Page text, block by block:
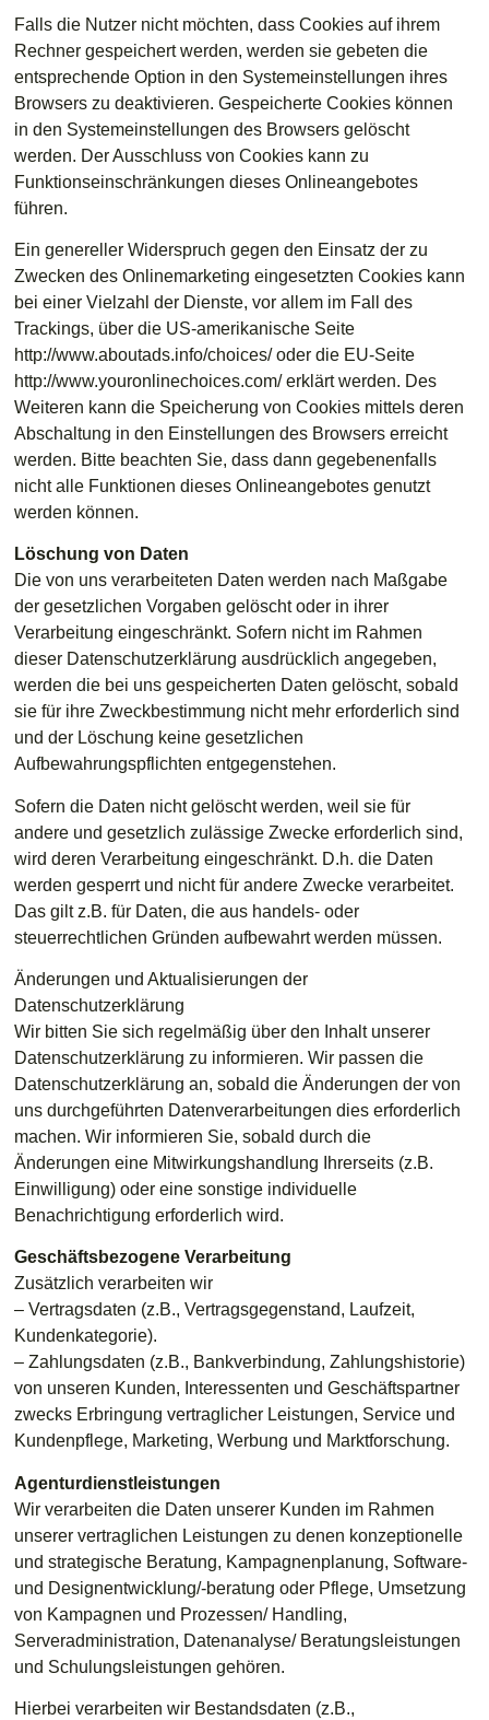
Falls die Nutzer nicht möchten, dass Cookies auf ihrem
Rechner gespeichert werden, werden sie gebeten die
entsprechende Option in den Systemeinstellungen ihres
Browsers zu deaktivieren. Gespeicherte Cookies können
in den Systemeinstellungen des Browsers gelöscht
werden. Der Ausschluss von Cookies kann zu
Funktionseinschränkungen dieses Onlineangebotes
führen.
Ein genereller Widerspruch gegen den Einsatz der zu
Zwecken des Onlinemarketing eingesetzten Cookies kann
bei einer Vielzahl der Dienste, vor allem im Fall des
Trackings, über die US-amerikanische Seite
http://www.aboutads.info/choices/ oder die EU-Seite
http://www.youronlinechoices.com/ erklärt werden. Des
Weiteren kann die Speicherung von Cookies mittels deren
Abschaltung in den Einstellungen des Browsers erreicht
werden. Bitte beachten Sie, dass dann gegebenenfalls
nicht alle Funktionen dieses Onlineangebotes genutzt
werden können.
Löschung von Daten
Die von uns verarbeiteten Daten werden nach Maßgabe
der gesetzlichen Vorgaben gelöscht oder in ihrer
Verarbeitung eingeschränkt. Sofern nicht im Rahmen
dieser Datenschutzerklärung ausdrücklich angegeben,
werden die bei uns gespeicherten Daten gelöscht, sobald
sie für ihre Zweckbestimmung nicht mehr erforderlich sind
und der Löschung keine gesetzlichen
Aufbewahrungspflichten entgegenstehen.
Sofern die Daten nicht gelöscht werden, weil sie für
andere und gesetzlich zulässige Zwecke erforderlich sind,
wird deren Verarbeitung eingeschränkt. D.h. die Daten
werden gesperrt und nicht für andere Zwecke verarbeitet.
Das gilt z.B. für Daten, die aus handels- oder
steuerrechtlichen Gründen aufbewahrt werden müssen.
Änderungen und Aktualisierungen der
Datenschutzerklärung
Wir bitten Sie sich regelmäßig über den Inhalt unserer
Datenschutzerklärung zu informieren. Wir passen die
Datenschutzerklärung an, sobald die Änderungen der von
uns durchgeführten Datenverarbeitungen dies erforderlich
machen. Wir informieren Sie, sobald durch die
Änderungen eine Mitwirkungshandlung Ihrerseits (z.B.
Einwilligung) oder eine sonstige individuelle
Benachrichtigung erforderlich wird.
Geschäftsbezogene Verarbeitung
Zusätzlich verarbeiten wir
– Vertragsdaten (z.B., Vertragsgegenstand, Laufzeit,
Kundenkategorie).
– Zahlungsdaten (z.B., Bankverbindung, Zahlungshistorie)
von unseren Kunden, Interessenten und Geschäftspartner
zwecks Erbringung vertraglicher Leistungen, Service und
Kundenpflege, Marketing, Werbung und Marktforschung.
Agenturdienstleistungen
Wir verarbeiten die Daten unserer Kunden im Rahmen
unserer vertraglichen Leistungen zu denen konzeptionelle
und strategische Beratung, Kampagnenplanung, Software-
und Designentwicklung/-beratung oder Pflege, Umsetzung
von Kampagnen und Prozessen/ Handling,
Serveradministration, Datenanalyse/ Beratungsleistungen
und Schulungsleistungen gehören.
Hierbei verarbeiten wir Bestandsdaten (z.B.,